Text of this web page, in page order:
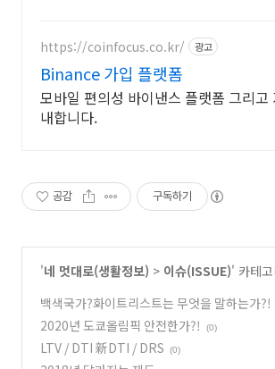
https://coinfocus.co.kr/ 광고
Binance 가입 플랫폼
모바일 편의성 바이낸스 플랫폼 그리고
내합니다.
공감 구독하기
'네 멋대로(생활정보) > 이슈(ISSUE)' 카테
백색국가?화이트리스트는 무엇을 말하는가?!
2020년 도쿄올림픽 안전한가?! (0)
LTV / DTI 新DTI / DRS (0)